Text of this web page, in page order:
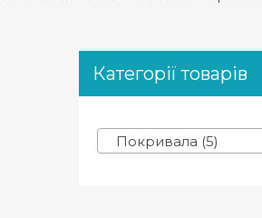
Категорії товарів
Покривала (5)